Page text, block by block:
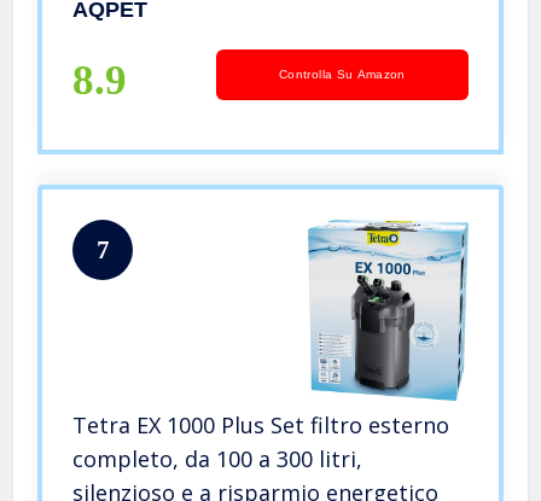
AQPET
8.9 Controlla Su Amazon
7
Tetra EX 1000 Plus Set filtro esterno
completo, da 100 a 300 litri,
silenzioso e a risparmio energetico